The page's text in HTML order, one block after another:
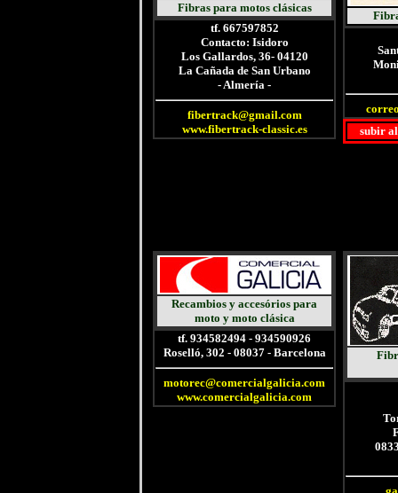
Fibraspara motos clásicas
tf. 667597852
Contacto: Isidoro
Los Gallardos, 36- 04120
La Cañada de San Urbano
- Almería -
fibertrack@gmail.com
www.fibertrack-classic.es
subir
Recambios y accesórios para
moto y moto clásica
tf. 934582494 - 934590926
Roselló, 302 - 08037 - Barcelona
motorec@comercialgalicia.com
www.comercialgalicia.com